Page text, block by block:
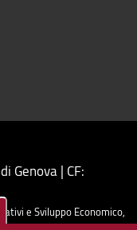
Genova | CF:
e Sviluppo Economico,